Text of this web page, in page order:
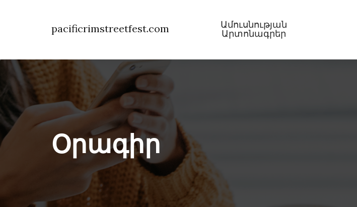
pacificrimstreetfest.com Ամուսնության
Արտոնագրեր
Օրագիր